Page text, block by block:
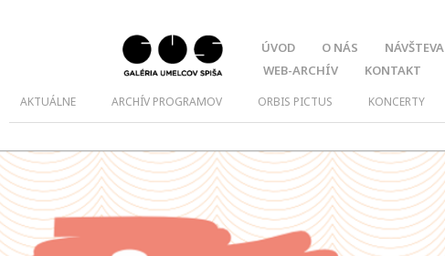
ÚVOD O NÁS NÁVŠTEVA
WEB-ARCHÍV
KONTAKT
AKTUÁLNE ARCHÍV PROGRAMOV ORBIS PICTUS KONCERTY